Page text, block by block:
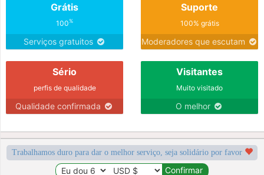
Grátis
100%
Serviços gratuitos
Suporte
100% grátis
Moderadores que escutam
Sério
perfis de qualidade
Qualidade confirmada
Visitantes
Muito visitado
O melhor
Trabalhamos duro para dar o melhor serviço, seja solidário por favor